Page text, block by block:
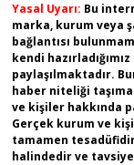
Yasal Uyarı: Bu
marka, kurum veya
bağlantısı
kendi
paylaşılmaktadır.
haber niteliği
ve kişiler hakkında
Gerçek kurum ve
tamamen
halindedir ve